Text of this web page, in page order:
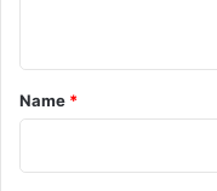
*
Name *